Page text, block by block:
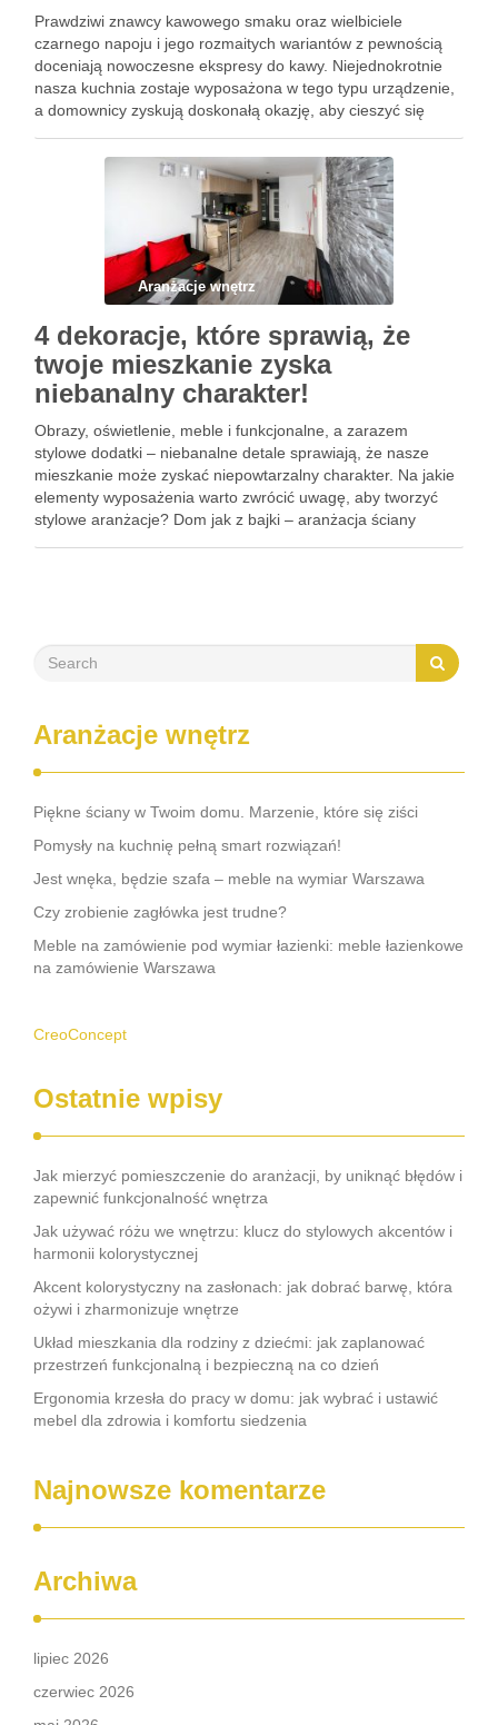
Prawdziwi znawcy kawowego smaku oraz wielbiciele
czarnego napoju i jego rozmaitych wariantów z pewnością
doceniają nowoczesne ekspresy do kawy. Niejednokrotnie
nasza kuchnia zostaje wyposażona w tego typu urządzenie,
a domownicy zyskują doskonałą okazję, aby cieszyć się
dbać o ekspres do kawy, aby …
Aranżacje wnętrz
4 dekoracje, które sprawią, że
twoje mieszkanie zyska
niebanalny charakter!
Obrazy, oświetlenie, meble i funkcjonalne, a zarazem
stylowe dodatki – niebanalne detale sprawiają, że nasze
mieszkanie może zyskać niepowtarzalny charakter. Na jakie
elementy wyposażenia warto zwrócić uwagę, aby tworzyć
stylowe aranżacje? Dom jak z bajki – aranżacja ściany
Aranżacje wnętrz
Piękne ściany w Twoim domu. Marzenie, które się ziści
Pomysły na kuchnię pełną smart rozwiązań!
Jest wnęka, będzie szafa – meble na wymiar Warszawa
Czy zrobienie zagłówka jest trudne?
Meble na zamówienie pod wymiar łazienki: meble łazienkowe
na zamówienie Warszawa
CreoConcept
Ostatnie wpisy
Jak mierzyć pomieszczenie do aranżacji, by uniknąć błędów i
zapewnić funkcjonalność wnętrza
Jak używać różu we wnętrzu: klucz do stylowych akcentów i
harmonii kolorystycznej
Akcent kolorystyczny na zasłonach: jak dobrać barwę, która
ożywi i zharmonizuje wnętrze
Układ mieszkania dla rodziny z dziećmi: jak zaplanować
przestrzeń funkcjonalną i bezpieczną na co dzień
Ergonomia krzesła do pracy w domu: jak wybrać i ustawić
mebel dla zdrowia i komfortu siedzenia
Najnowsze komentarze
Archiwa
lipiec 2026
czerwiec 2026